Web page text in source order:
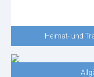
Heimat- und